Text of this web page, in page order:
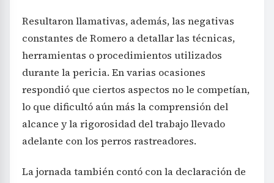
Resultaron llamativas, además, las negativas
constantes de Romero a detallar las técnicas,
herramientas o procedimientos utilizados
durante la pericia. En varias ocasiones
respondió que ciertos aspectos no le competían,
lo que dificultó aún más la comprensión del
alcance y la rigorosidad del trabajo llevado
adelante con los perros rastreadores.
La jornada también contó con la declaración de